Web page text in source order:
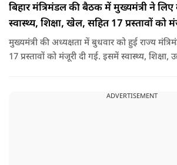
बिहार मंत्रिमंडल की बैठक में मुख्यमंत्री ने
स्वास्थ्य, शिक्षा, खेल, सहित 17 प्रस्तावों को
मुख्यमंत्री की अध्यक्षता में बुधवार को हुई राज्य
17 प्रस्तावों को मंजूरी दी गई. इसमें स्वास्थ्य, शिक्षा,
ADVERTISEMENT